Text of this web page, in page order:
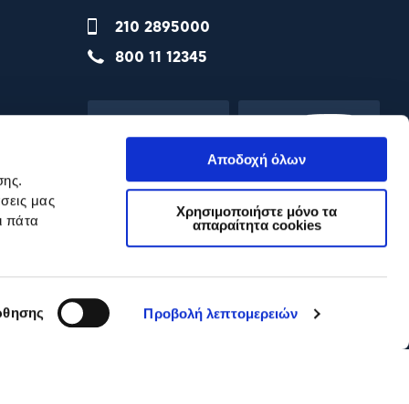
μας
πάτα
Προβολή λεπτομερειών
Αποδοχή όλων
Χρησιμοποιήστε μόνο τα
απαραίτητα cookies
210 2895000
800 11 12345